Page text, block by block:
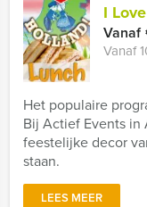
I
Vanaf
Vanaf
Het populaire
Bij Actief Events
feestelijke decor
staan.
LEES MEER